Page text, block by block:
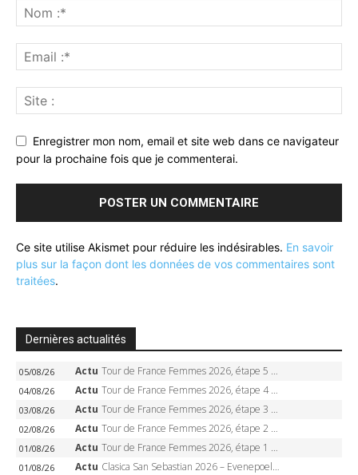
Enregistrer mon nom, email et site web dans ce navigateur
pour la prochaine fois que je commenterai.
Ce site utilise Akismet pour réduire les indésirables. En savoir
plus sur la façon dont les données de vos commentaires sont
traitées.
Dernières actualités
05/08/26 Actu Tour de France Femmes 2026, étape 5 – Demi Vollering gagne à Belleville, Reusser en jaune, Ferrand-Prévot coule
04/08/26 Actu Tour de France Femmes 2026, étape 4 – Marlen Reusser écrase le chrono, Ferrand-Prévot en crise
03/08/26 Actu Tour de France Femmes 2026, étape 3 – Sigrid Haugset en solitaire, 88 km d’échappée, maillot jaune
02/08/26 Actu Tour de France Femmes 2026, étape 2 – Lorena Wiebes doublé à Genève, Markus héroïque, 7e record
01/08/26 Actu Tour de France Femmes 2026, étape 1 – Lorena Wiebes intouchable à Lausanne, premier maillot jaune
01/08/26 Actu Clasica San Sebastian 2026 – Evenepoel recordman, 4e victoire, Carapaz battu au sprint